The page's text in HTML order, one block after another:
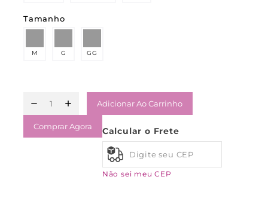
Tamanho
M G GG
Adicionar Ao Carrinho
Comprar Agora Calcular o Frete
Não sei meu CEP